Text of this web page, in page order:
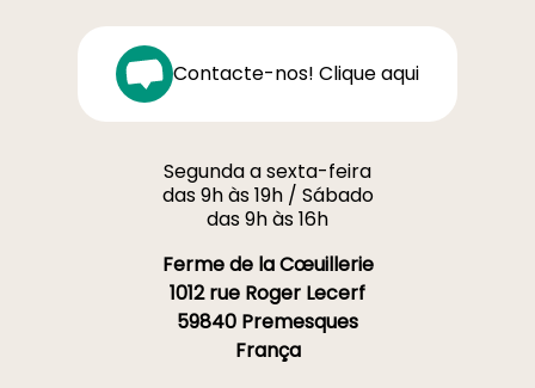
Contacte-nos! Clique aqui
Segunda a sexta-feira
das 9h às 19h / Sábado
das 9h às 16h
Ferme de la Cœuillerie
1012 rue Roger Lecerf
59840 Premesques
França